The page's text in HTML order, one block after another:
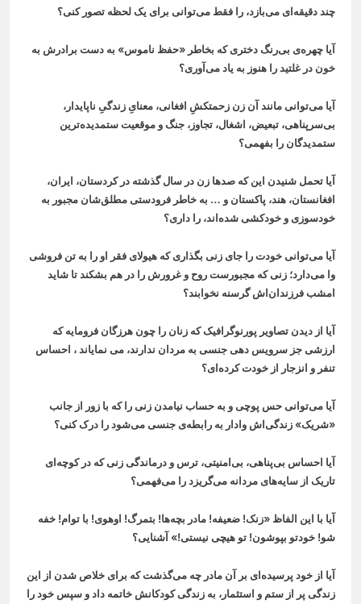
چند دقیقه‌ای می‌بازد، را فقط می‌توانی برای یک لحظه تصور کنی؟
آيا چهره‌ی بی‌رنگ دختری كه بخاطر «حفظ ناموس» به دست برادرش به
خون در غلتيد را هنوز به یاد می‌آوری؟
آيا می‌توانی مانند آن زن زحمتكشِ افغانی، معنایِ زندگیِ ناپايدار،
بی‌سرپناهی، تبعيض، اشغال، تجاوز، جنگ و موقعيت ستمديده‌ترين
ستمديدگان را بفهمی؟
آیا تحمل شنیدن این که صدها زن در سال گذشته در کردستان، ایران،
افغانستان، هند، پاکستان و … به خاطر فرودستی مطلق‌شان مجبور به
خودسوزی و خودکشی شده‌اند، را داری؟
آيا می‌توانی خودت را جای زنی بگذاری كه هيولای فقر او را به تن‌ فروشی
وا می‌دارد؛ زنی كه مجبورست روح و غرورش را در هم بشکند تا شايد
امشب فرزندان‌اش گرسنه نخوابند؟
آیا از دیدن تصاویر پورنوگرافیک که زنان را چون هرزگان فرومایه که
ارزشی جز سرویس دهی جنسی به مردان ندارند، می نمایاند ، احساس
تنفر و انزجار از خودت کرده‌ای؟
آیا می‌توانی حس پوچی و به حساب نیامدن زنی را که با زور از جانب
«شریک» زندگی‌اش وادار به رابطه‌ی جنسی می‌شود را درک کنی؟
آیا احساس بی‌پناهی، بی‌امنیتی، ترس و درماندگی زنی که در کوچه‌ای
تاریک از سایه‌های مردانه می‌گریزد را می‌فهمی؟
آيا با اين الفاظ «زنک! ضعيفه! مادر بچه‌ها! بتمرگ! اوهوی! با توام! خفه
شو! خودتو بپوشون! تو هيچی نيستی!» آشنایی؟
آيا از خود پرسيده‌ای بر آن مادر چه می‌گذشت كه برای خلاص شدن از این
زندگی پر از ستم و استثمار، به زندگی کودکانش خاتمه داد و سپس خود را